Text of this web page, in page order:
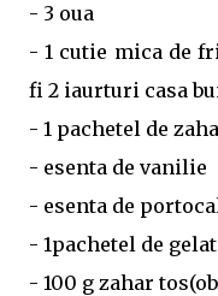
- 3 oua
- 1 cutie mica de
fi 2 iaurturi casa
- 1 pachetel de
- esenta de vanilie
- esenta de
- 1pachetel de
- 100 g zahar